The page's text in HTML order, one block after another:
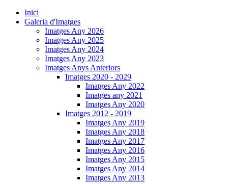
Inici
Galeria d'Imatges
Imatges Any 2026
Imatges Any 2025
Imatges Any 2024
Imatges Any 2023
Imatges Anys Anteriors
Imatges 2020 - 2029
Imatges Any 2022
Imatges any 2021
Imatges Any 2020
Imatges 2012 - 2019
Imatges Any 2019
Imatges Any 2018
Imatges Any 2017
Imatges Any 2016
Imatges Any 2015
Imatges Any 2014
Imatges Any 2013